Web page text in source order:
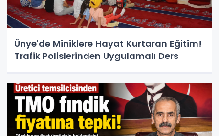
Ünye'de Miniklere Hayat Kurtaran Eğitim!
Trafik Polislerinden Uygulamalı Ders